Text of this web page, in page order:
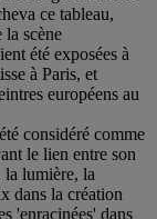
ce tableau,
la scène
été exposées à
à Paris, et
européens au
considéré comme
le lien entre son
la lumière, la
dans la création
'enracinées' dans